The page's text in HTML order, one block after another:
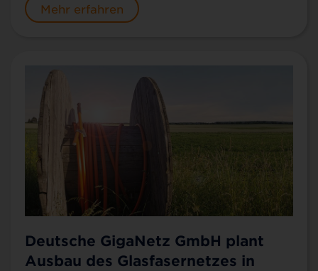
Mehr erfahren
Deutsche GigaNetz GmbH plant
Ausbau des Glasfasernetzes in